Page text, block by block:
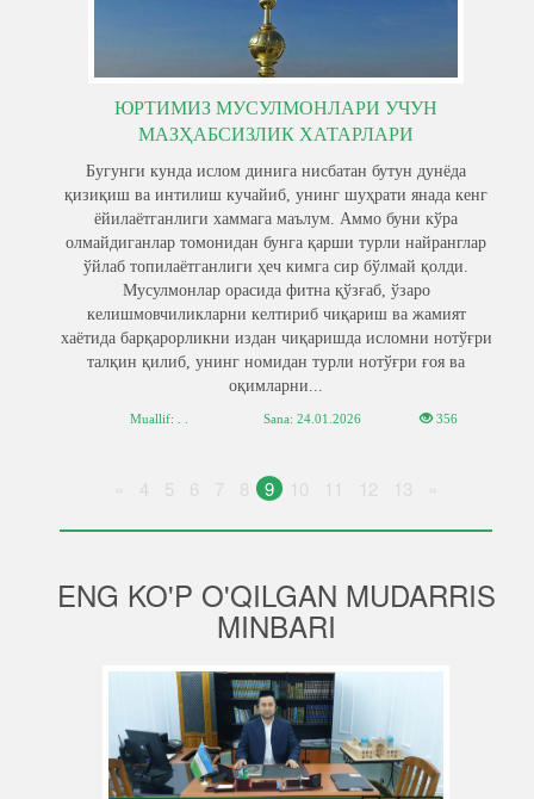
ЮРТИМИЗ МУСУЛМОНЛАРИ УЧУН
МАЗҲАБСИЗЛИК ХАТАРЛАРИ
Бугунги кунда ислом динига нисбатан бутун дунёда
қизиқиш ва интилиш кучайиб, унинг шуҳрати янада кенг
ёйилаётганлиги хаммага маълум. Аммо буни кўра
олмайдиганлар томонидан бунга қарши турли найранглар
ўйлаб топилаётганлиги ҳеч кимга сир бўлмай қолди.
Мусулмонлар орасида фитна қўзғаб, ўзаро
келишмовчиликларни келтириб чиқариш ва жамият
хаётида барқарорликни издан чиқаришда исломни нотўғри
талқин қилиб, унинг номидан турли нотўғри ғоя ва
оқимларни...
Muallif: . . Sana: 24.01.2026 356
4 5 6 7 8 9 10 11 12 13
ENG KO'P O'QILGAN MUDARRIS
MINBARI